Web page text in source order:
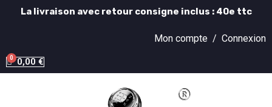
La livraison avec retour consigne inclus : 40e ttc
Mon compte / Connexion
0,00 €